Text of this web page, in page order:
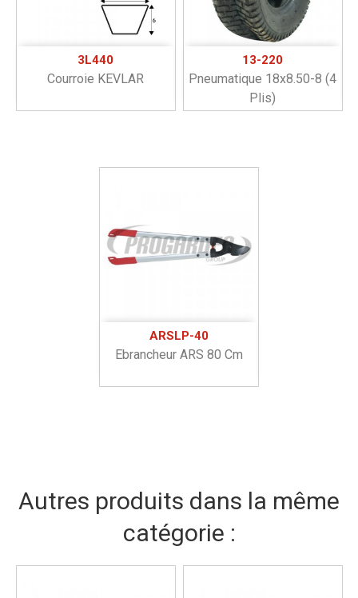
3L440
Courroie KEVLAR
13-220
Pneumatique 18x8.50-8 (4
Plis)
ARSLP-40
Ebrancheur ARS 80 Cm
Autres produits dans la même
catégorie :